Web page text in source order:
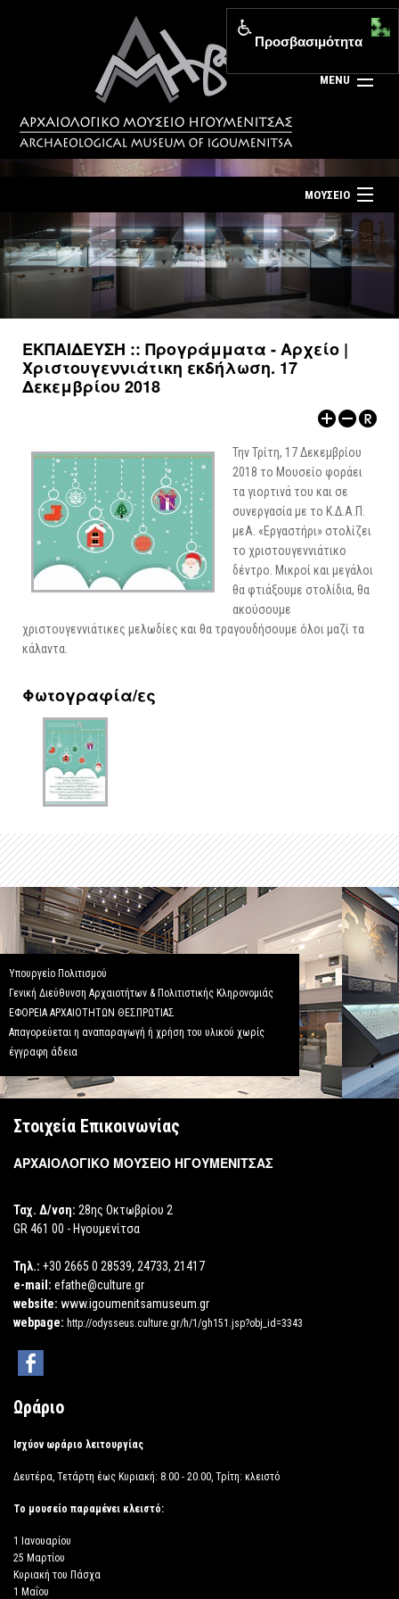
MENU
Αρχική σελίδα
Επίσκεψη
Επικοινωνία
Νέα
ΜΟΥΣΕΙΟ
ΤΟ ΜΟΥΣΕΙΟ
ΕΚΘΕΣΕΙΣ
ΕΚΔΟΣΕΙΣ
ΕΚΠΑΙΔΕΥΣΗ :: Προγράμματα - Αρχείο |
Χριστουγεννιάτικη εκδήλωση. 17
Δεκεμβρίου 2018
Την Τρίτη, 17 Δεκεμβρίου
2018 το Μουσείο φοράει
τα γιορτινά του και σε
συνεργασία με το Κ.Δ.Α.Π.
μεΑ. «Εργαστήρι» στολίζει
το χριστουγεννιάτικο
δέντρο. Μικροί και μεγάλοι
θα φτιάξουμε στολίδια, θα
ακούσουμε
χριστουγεννιάτικες μελωδίες και θα τραγουδήσουμε όλοι μαζί τα
κάλαντα.
Φωτογραφία/ες
Υπουργείο Πολιτισμού
Γενική Διεύθυνση Αρχαιοτήτων & Πολιτιστικής Κληρονομιάς
ΕΦΟΡΕΙΑ ΑΡΧΑΙΟΤΗΤΩΝ ΘΕΣΠΡΩΤΙΑΣ
Απαγορεύεται η αναπαραγωγή ή χρήση του υλικού χωρίς
έγγραφη άδεια
Στοιχεία Επικοινωνίας
ΑΡΧΑΙΟΛΟΓΙΚΟ ΜΟΥΣΕΙΟ ΗΓΟΥΜΕΝΙΤΣΑΣ
Ταχ. Δ/νση: 28ης Οκτωβρίου 2
GR 461 00 - Ηγουμενίτσα
Τηλ.: +30 2665 0 28539, 24733, 21417
e-mail: efathe@culture.gr
website: www.igoumenitsamuseum.gr
webpage: http://odysseus.culture.gr/h/1/gh151.jsp?obj_id=3343
Ωράριο
Ισχύον ωράριο λειτουργίας
Δευτέρα, Τετάρτη έως Κυριακή: 8.00 - 20.00, Τρίτη: κλειστό
Το μουσείο παραμένει κλειστό:
1 Ιανουαρίου
25 Μαρτίου
Κυριακή του Πάσχα
1 Μαΐου
Προσβασιμότητα